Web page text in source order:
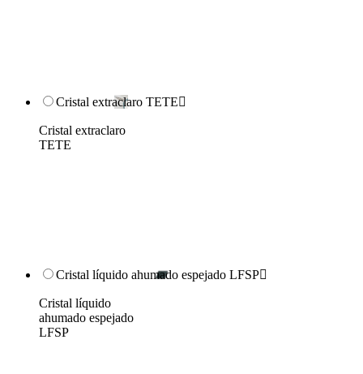
Cristal extraclaro TETE
Cristal extraclaro
TETE
Cristal líquido ahumado espejado LFSP
Cristal líquido
ahumado espejado
LFSP